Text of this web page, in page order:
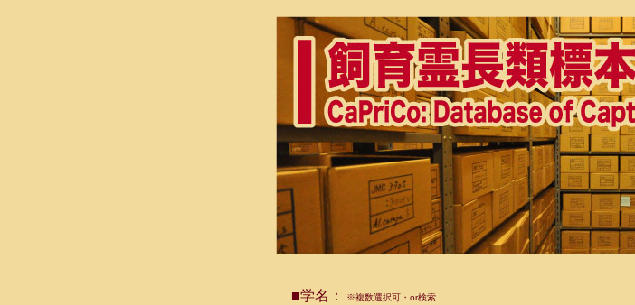
■学名： ※複数選択可・or検索